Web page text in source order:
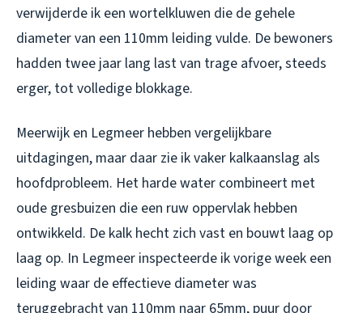
verwijderde ik een wortelkluwen die de gehele
diameter van een 110mm leiding vulde. De bewoners
hadden twee jaar lang last van trage afvoer, steeds
erger, tot volledige blokkage.
Meerwijk en Legmeer hebben vergelijkbare
uitdagingen, maar daar zie ik vaker kalkaanslag als
hoofdprobleem. Het harde water combineert met
oude gresbuizen die een ruw oppervlak hebben
ontwikkeld. De kalk hecht zich vast en bouwt laag op
laag op. In Legmeer inspecteerde ik vorige week een
leiding waar de effectieve diameter was
teruggebracht van 110mm naar 65mm, puur door